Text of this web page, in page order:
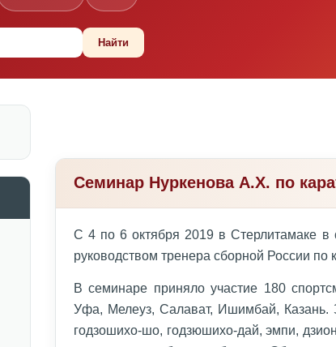
Семинар Нуркенова А.Х. по
С 4 по 6 октября 2019 в Стерлитамаке
руководством тренера сборной России по
В семинаре приняло участие 180
Уфа, Мелеуз, Салават, Ишимбай,
годзошихо-шо, годзюшихо-дай, эмпи,